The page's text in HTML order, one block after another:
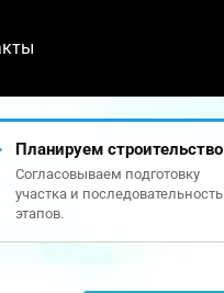
Планируем строительство
Согласовываем подготовку
участка и последовательность
этапов.